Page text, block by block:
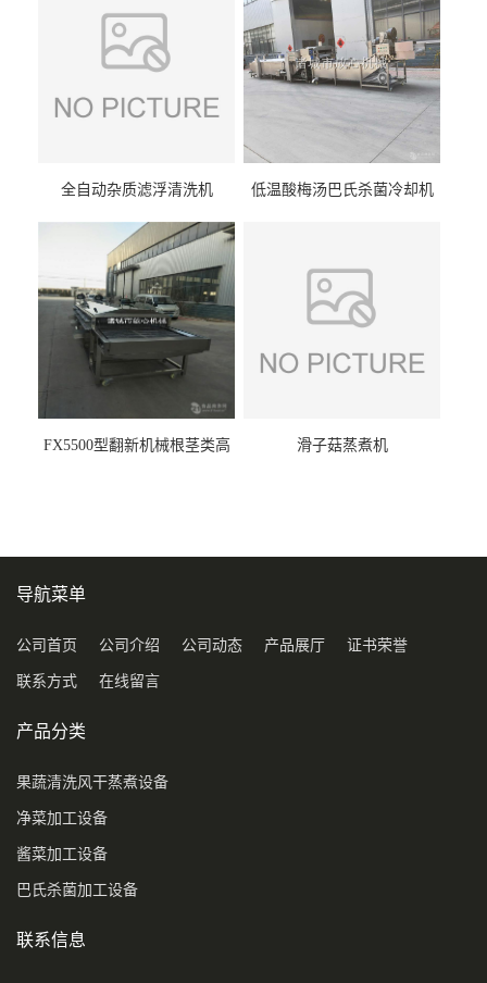
全自动杂质滤浮清洗机 低温酸梅汤巴氏杀菌冷却机
FX5500型翻新机械根茎类高
滑子菇蒸煮机
导航菜单
公司首页 公司介绍 公司动态 产品展厅 证书荣誉
联系方式 在线留言
产品分类
果蔬清洗风干蒸煮设备
净菜加工设备
酱菜加工设备
巴氏杀菌加工设备
联系信息